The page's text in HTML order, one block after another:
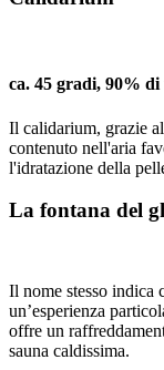
ca. 45 gradi, 90%
Il calidarium, grazie
contenuto nell'aria
l'idratazione della
La fontana del
Il nome stesso indica
un’esperienza
offre un
sauna caldissima.